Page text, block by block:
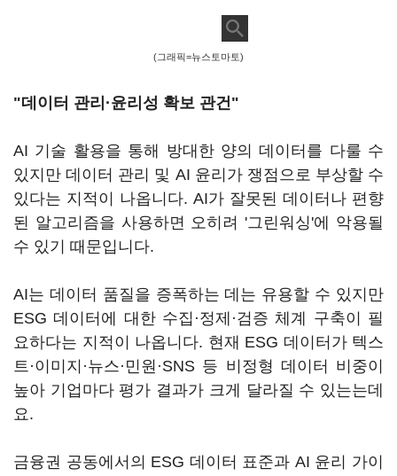
(그래픽=뉴스토마토)
"데이터 관리·윤리성 확보 관건"
AI 기술 활용을 통해 방대한 양의 데이터를 다룰 수
있지만 데이터 관리 및 AI 윤리가 쟁점으로 부상할 수
있다는 지적이 나옵니다. AI가 잘못된 데이터나 편향
된 알고리즘을 사용하면 오히려 '그린워싱'에 악용될
수 있기 때문입니다.
AI는 데이터 품질을 증폭하는 데는 유용할 수 있지만
ESG 데이터에 대한 수집·정제·검증 체계 구축이 필
요하다는 지적이 나옵니다. 현재 ESG 데이터가 텍스
트·이미지·뉴스·민원·SNS 등 비정형 데이터 비중이
높아 기업마다 평가 결과가 크게 달라질 수 있는는데
요.
금융권 공동에서의 ESG 데이터 표준과 AI 윤리 가이